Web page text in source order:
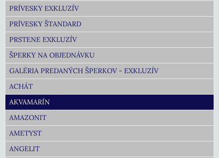
PRÍVESKY EXKLUZÍV
PRÍVESKY ŠTANDARD
PRSTENE EXKLUZÍV
ŠPERKY NA OBJEDNÁVKU
GALÉRIA PREDANÝCH ŠPERKOV - EXKLUZÍV
ACHÁT
AKVAMARÍN
AMAZONIT
AMETYST
ANGELIT